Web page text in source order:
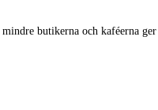
butikerna och kaféerna